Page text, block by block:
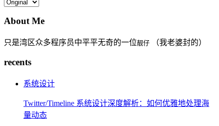
About Me
只是湾区众多程序员中平平无奇的一位靓仔 （我老婆封的）
recents
系统设计
Twitter/Timeline 系统设计深度解析：如何优雅地处理海
量动态